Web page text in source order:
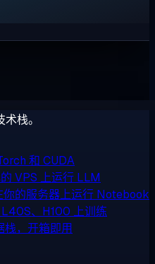
栈。
和 CUDA
VPS 上运行 LLM
你的服务器上运行 Notebook
、H100 上训练
，开箱即用